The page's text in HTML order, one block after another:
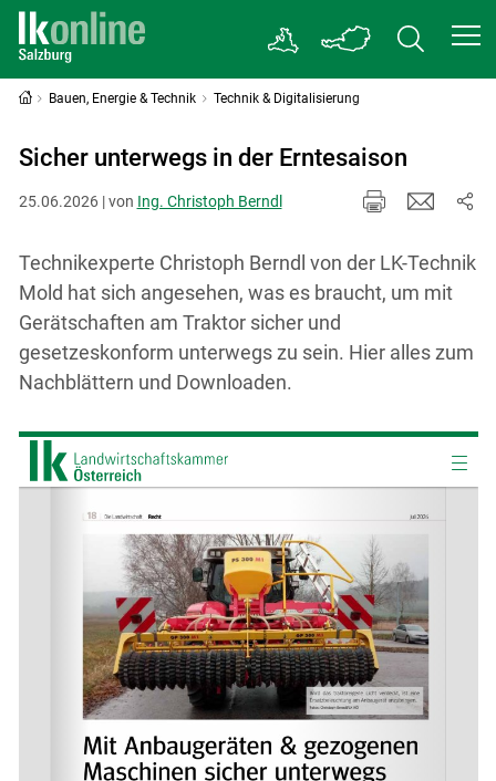
Bauen, Energie & Technik Technik & Digitalisierung
Sicher unterwegs in der Erntesaison
25.06.2026 | von Ing. Christoph Berndl
Technikexperte Christoph Berndl von der LK-Technik
Mold hat sich angesehen, was es braucht, um mit
Gerätschaften am Traktor sicher und
gesetzeskonform unterwegs zu sein. Hier alles zum
Nachblättern und Downloaden.